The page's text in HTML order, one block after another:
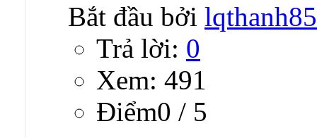
Bắt đầu bởi
Trả lời: 0
Xem: 491
Ðiểm0 / 5